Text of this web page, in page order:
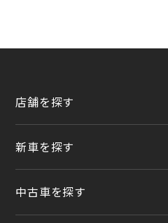
店舗を探す
地域から探す
店舗リニューアル情報
新車を探す
試乗車・展示車検索
中古車を探す